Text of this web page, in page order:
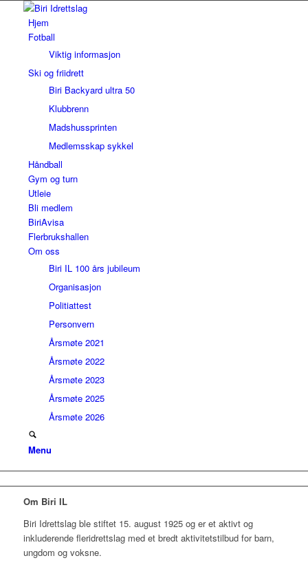
Hjem
Fotball
Viktig informasjon
Ski og friidrett
Biri Backyard ultra 50
Klubbrenn
Madshussprinten
Medlemsskap sykkel
Håndball
Gym og turn
Utleie
Bli medlem
BiriAvisa
Flerbrukshallen
Om oss
Biri IL 100 års jubileum
Organisasjon
Politiattest
Personvern
Årsmøte 2021
Årsmøte 2022
Årsmøte 2023
Årsmøte 2025
Årsmøte 2026
Menu
Om Biri IL
Biri Idrettslag ble stiftet 15. august 1925 og er et aktivt og
inkluderende fleridrettslag med et bredt aktivitetstilbud for barn,
ungdom og voksne.